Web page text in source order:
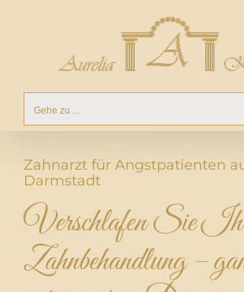
Gehe zu ...
Zahnarzt für Angstpatienten
Darmstadt
Verschlafen Sie
Zahnbehandlung –